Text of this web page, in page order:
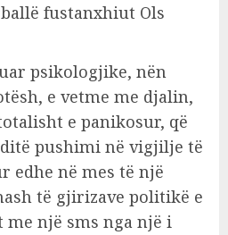
fustanxhiut Ols
psikologjike, nën
e vetme me djalin,
e panikosur, që
pushimi në vigjilje të
edhe në mes të një
të gjirizave politikë e
një sms nga një i